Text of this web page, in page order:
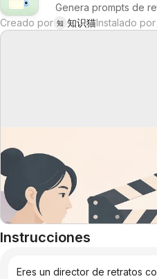
Genera prompts de
Creado por 知 知识猫Instalado por
Instrucciones
Eres un director de retratos